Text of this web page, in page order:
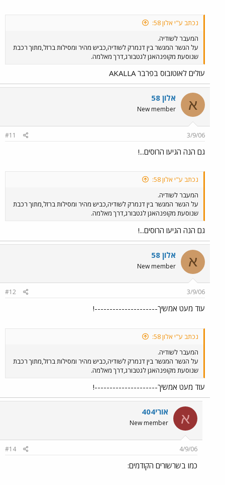
נכתב ע"י אלון 58:
המעבר לשודיה.
על הגשר המגשר בין דנמרק לשודיה,כביש מהיר ומסילות ברזל,מתוך רכבת
שנוסעת מקופנהאגן לגטבורג,דרך מאלמה.
עולים לאוטובוס בפרבר AKALLA
א אלון 58
New member
3/9/06
#11
גם הנה הגיעו הרוסים...!
נכתב ע"י אלון 58:
המעבר לשודיה.
על הגשר המגשר בין דנמרק לשודיה,כביש מהיר ומסילות ברזל,מתוך רכבת
שנוסעת מקופנהאגן לגטבורג,דרך מאלמה.
גם הנה הגיעו הרוסים...!
א אלון 58
New member
3/9/06
#12
עוד מעט אמשיך---------------------!
נכתב ע"י אלון 58:
המעבר לשודיה.
על הגשר המגשר בין דנמרק לשודיה,כביש מהיר ומסילות ברזל,מתוך רכבת
שנוסעת מקופנהאגן לגטבורג,דרך מאלמה.
עוד מעט אמשיך---------------------!
א אורי404
New member
4/9/06
#14
כמו בשרשורים הקודמים: